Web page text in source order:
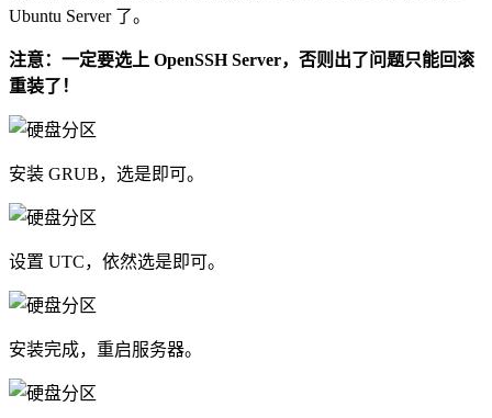
Ubuntu Server 了。
注意：一定要选上 OpenSSH Server，否则出了问题只能回滚
重装了！
安装 GRUB，选是即可。
设置 UTC，依然选是即可。
安装完成，重启服务器。